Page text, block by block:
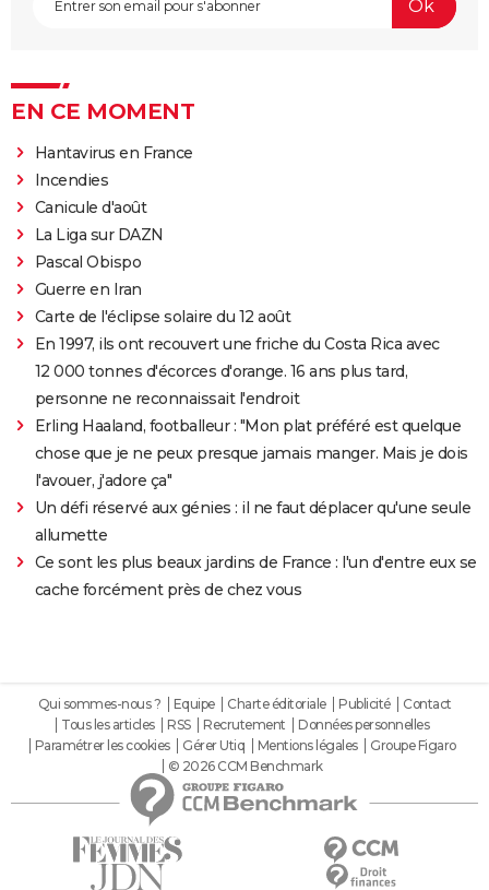
EN CE MOMENT
Hantavirus en France
Incendies
Canicule d'août
La Liga sur DAZN
Pascal Obispo
Guerre en Iran
Carte de l'éclipse solaire du 12 août
En 1997, ils ont recouvert une friche du Costa Rica avec
12 000 tonnes d'écorces d'orange. 16 ans plus tard,
personne ne reconnaissait l'endroit
Erling Haaland, footballeur : "Mon plat préféré est quelque
chose que je ne peux presque jamais manger. Mais je dois
l'avouer, j'adore ça"
Un défi réservé aux génies : il ne faut déplacer qu'une seule
allumette
Ce sont les plus beaux jardins de France : l'un d'entre eux se
cache forcément près de chez vous
Qui sommes-nous ? Equipe Charte éditoriale Publicité
Contact
Tous les articles
RSS Recrutement
Données personnelles
Paramétrer les cookies
Gérer Utiq Mentions légales
Groupe Figaro
© 2026 CCM Benchmark